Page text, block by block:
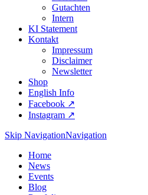
Gutachten
Intern
KI Statement
Kontakt
Impressum
Disclaimer
Newsletter
Shop
English Info
Facebook ↗︎
Instagram ↗︎
Skip NavigationNavigation
Home
News
Events
Blog